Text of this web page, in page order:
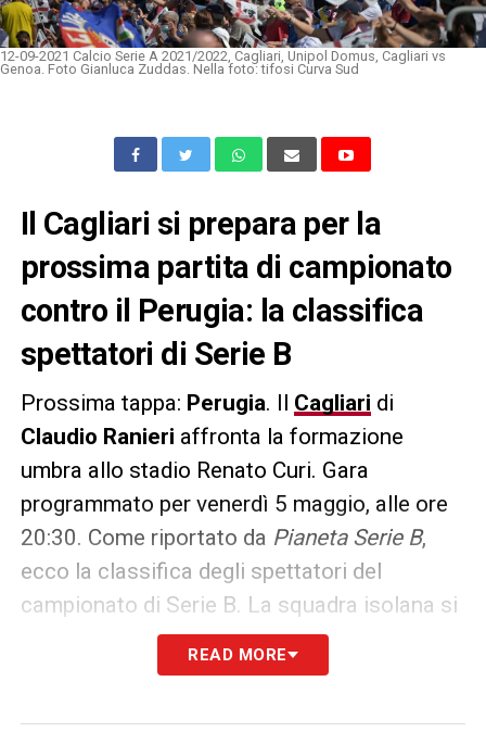
12-09-2021 Calcio Serie A 2021/2022, Cagliari, Unipol Domus, Cagliari vs
Genoa. Foto Gianluca Zuddas. Nella foto: tifosi Curva Sud
Il Cagliari si prepara per la
prossima partita di campionato
contro il Perugia: la classifica
spettatori di Serie B
Prossima tappa: Perugia. Il Cagliari di
Claudio Ranieri affronta la formazione
umbra allo stadio Renato Curi. Gara
programmato per venerdì 5 maggio, alle ore
20:30. Come riportato da Pianeta Serie B,
ecco la classifica degli spettatori del
campionato di Serie B. La squadra isolana si
trova al quarto posto, una casella sopra il
capolista e già promosso in Serie
READ MORE